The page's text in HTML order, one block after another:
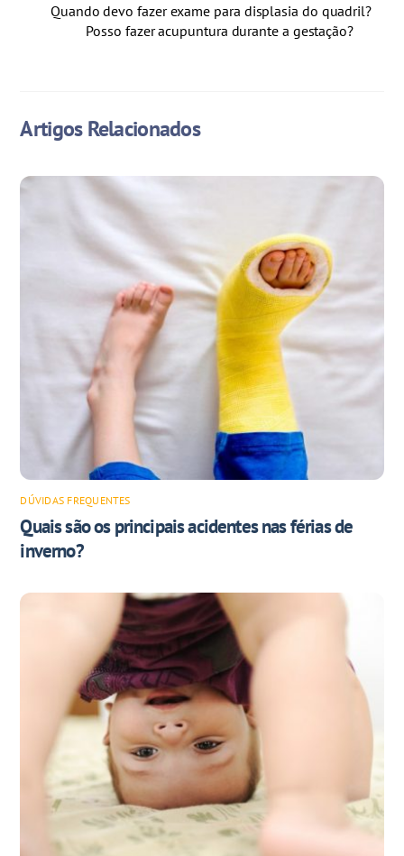
Quando devo fazer exame para displasia do quadril?
Posso fazer acupuntura durante a gestação?
Artigos Relacionados
DÚVIDAS FREQUENTES
Quais são os principais acidentes nas férias de
inverno?